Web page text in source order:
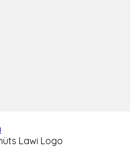
Lawi Logo